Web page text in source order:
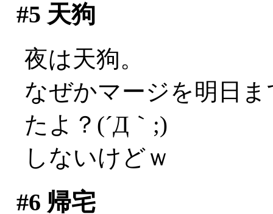
#5 天狗
夜は天狗。
なぜかマージを明日
たよ？(´Д｀;)
しないけどｗ
#6 帰宅